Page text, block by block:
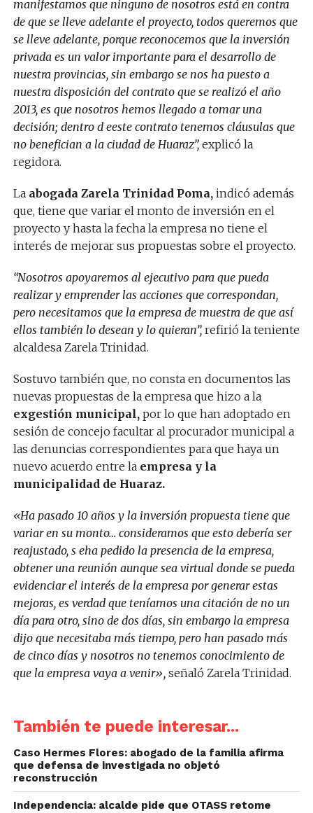
manifestamos que ninguno de nosotros está en contra
de que se lleve adelante el proyecto, todos queremos que
se lleve adelante, porque reconocemos que la inversión
privada es un valor importante para el desarrollo de
nuestra provincias, sin embargo se nos ha puesto a
nuestra disposición del contrato que se realizó el año
2013, es que nosotros hemos llegado a tomar una
decisión; dentro d eeste contrato tenemos cláusulas que
no benefician a la ciudad de Huaraz”, explicó la
regidora.
La abogada Zarela Trinidad Poma, indicó además
que, tiene que variar el monto de inversión en el
proyecto y hasta la fecha la empresa no tiene el
interés de mejorar sus propuestas sobre el proyecto.
“Nosotros apoyaremos al ejecutivo para que pueda
realizar y emprender las acciones que correspondan,
pero necesitamos que la empresa de muestra de que así
ellos también lo desean y lo quieran”, refirió la teniente
alcaldesa Zarela Trinidad.
Sostuvo también que, no consta en documentos las
nuevas propuestas de la empresa que hizo a la
exgestión municipal, por lo que han adoptado en
sesión de concejo facultar al procurador municipal a
las denuncias correspondientes para que haya un
nuevo acuerdo entre laempresa y la
municipalidad de Huaraz.
«Ha pasado 10 años y la inversión propuesta tiene que
variar en su monto… consideramos que esto debería ser
reajustado, s eha pedido la presencia de la empresa,
obtener una reunión aunque sea virtual donde se pueda
evidenciar el interés de la empresa por generar estas
mejoras, es verdad que teníamos una citación de no un
día para otro, sino de dos días, sin embargo la empresa
dijo que necesitaba más tiempo, pero han pasado más
de cinco días y nosotros no tenemos conocimiento de
que la empresa vaya a venir», señaló Zarela Trinidad.
También te puede interesar...
Caso Hermes Flores: abogado de la familia afirma
que defensa de investigada no objetó
reconstrucción
Independencia: alcalde pide que OTASS retome